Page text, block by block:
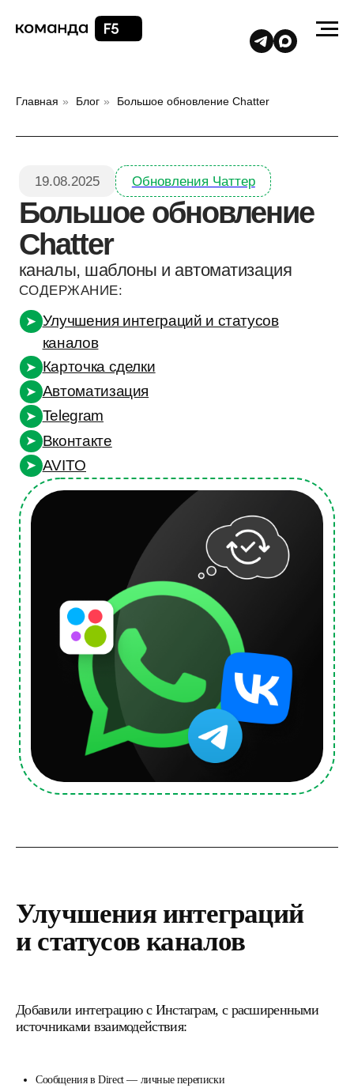
Главная » Блог » Большое обновление Chatter
Большое обновление
Chatter
каналы, шаблоны и автоматизация
СОДЕРЖАНИЕ:
➤ Улучшения интеграций и статусов
каналов
➤ Карточка сделки
➤ Автоматизация
Telegram
➤ Вконтакте
➤ AVITO
Улучшения интеграций
и статусов каналов
Добавили интеграцию с Инстаграм, с расширенными
источниками взаимодействия:
Сообщения в Direct — личные переписки